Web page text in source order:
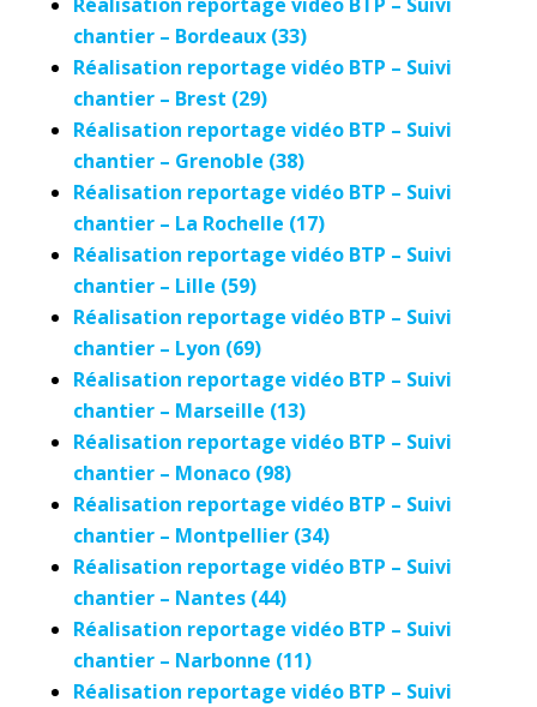
chantier – Bordeaux (33)
Réalisation reportage vidéo BTP – Suivi
chantier – Brest (29)
Réalisation reportage vidéo BTP – Suivi
chantier – Grenoble (38)
Réalisation reportage vidéo BTP – Suivi
chantier – La Rochelle (17)
Réalisation reportage vidéo BTP – Suivi
chantier – Lille (59)
Réalisation reportage vidéo BTP – Suivi
chantier – Lyon (69)
Réalisation reportage vidéo BTP – Suivi
chantier – Marseille (13)
Réalisation reportage vidéo BTP – Suivi
chantier – Monaco (98)
Réalisation reportage vidéo BTP – Suivi
chantier – Montpellier (34)
Réalisation reportage vidéo BTP – Suivi
chantier – Nantes (44)
Réalisation reportage vidéo BTP – Suivi
chantier – Narbonne (11)
Réalisation reportage vidéo BTP – Suivi